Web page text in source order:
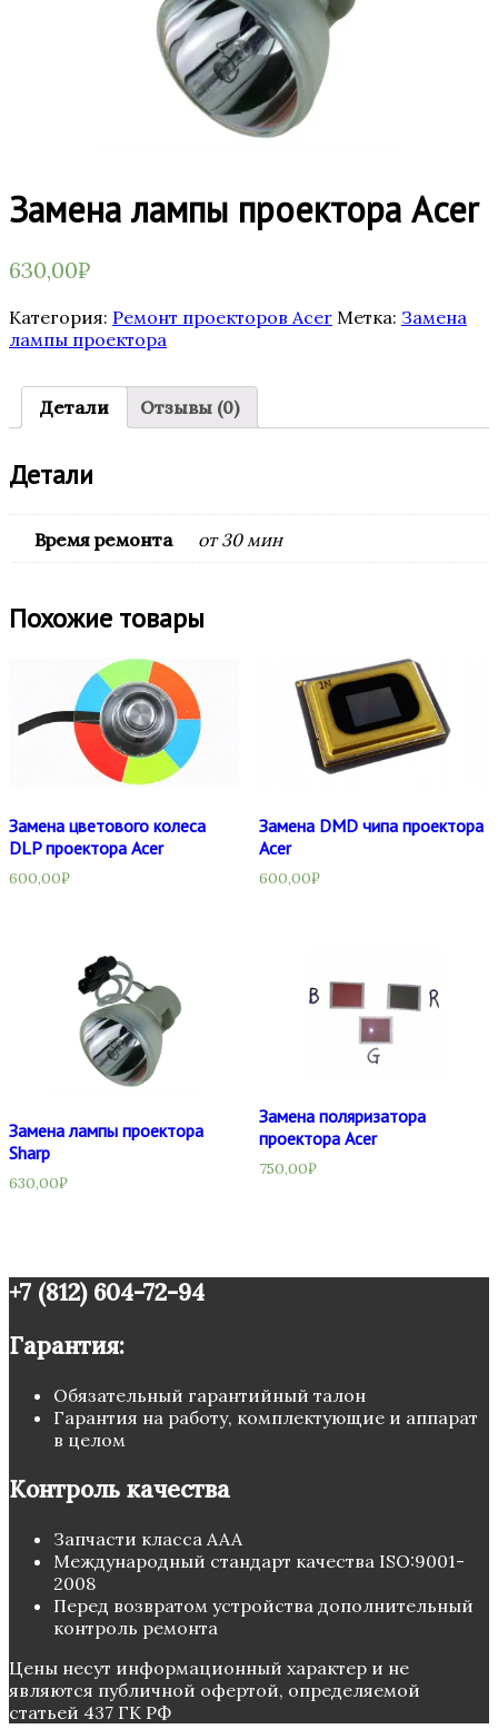
Замена лампы проектора Acer
630,00₽
Категория: Ремонт проекторов Acer Метка: Замена
лампы проектора
Детали Отзывы (0)
Детали
Время ремонта от 30 мин
Похожие товары
Замена цветового колеса
DLP проектора Acer
600,00₽
Замена DMD чипа проектора
Acer
600,00₽
Замена лампы проектора
Sharp
630,00₽
Замена поляризатора
проектора Acer
750,00₽
+7 (812) 604-72-94
Гарантия:
Обязательный гарантийный талон
Гарантия на работу, комплектующие и аппарат
в целом
Контроль качества
Запчасти класса ААА
Международный стандарт качества ISO:9001-
2008
Перед возвратом устройства дополнительный
контроль ремонта
Цены несут информационный характер и не
являются публичной офертой, определяемой
статьей 437 ГК РФ